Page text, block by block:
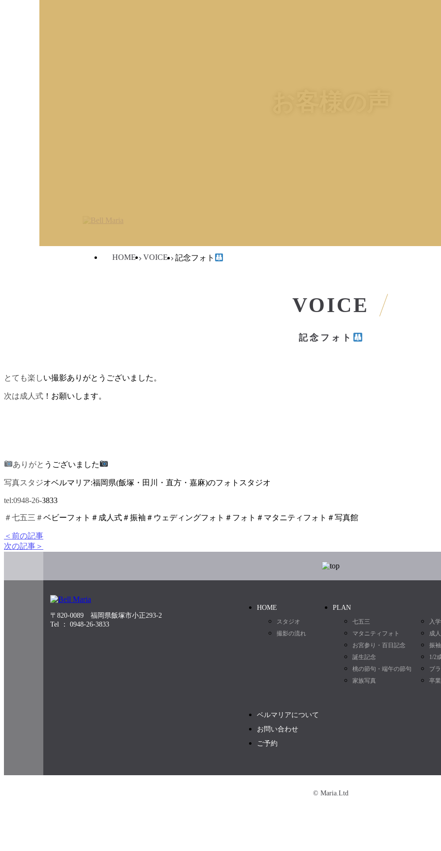
HOME VOICE 記念フォト
VOICE
記念フォト
とても楽しい撮影ありがとうございました。
次は成人式！お願いします。
ありがとうございました
写真スタジオベルマリア:福岡県(飯塚・田川・直方・嘉麻)のフォトスタジオ
tel:0948-26-3833
＃七五三＃ベビーフォト＃成人式＃振袖＃ウェディングフォト＃フォト＃マタニティフォト＃写真館
＜前の記事
次の記事＞
〒820-0089 福岡県飯塚市小正293-2
Tel ： 0948-26-3833
HOME
スタジオ
撮影の流れ
PLAN
七五三
入
マタニティフォト
成
お宮参り・百日記念
振
誕生記念
1/2
桃の節句・端午の節句
ブ
家族写真
卒
ベルマリアについて
お問い合わせ
ご予約
© Maria.Ltd